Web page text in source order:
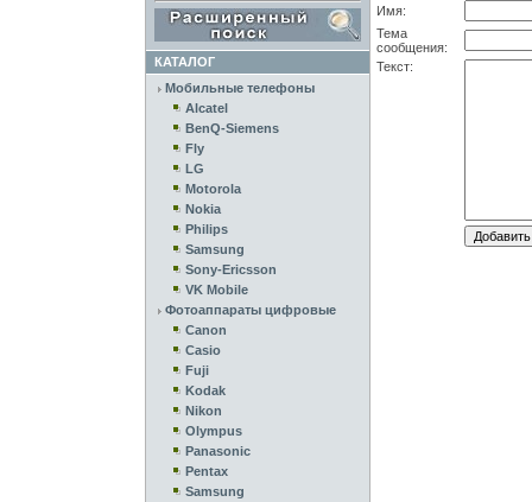
КАТАЛОГ
Мобильные телефоны
Alcatel
BenQ-Siemens
Fly
LG
Motorola
Nokia
Philips
Samsung
Sony-Ericsson
VK Mobile
Фотоаппараты цифровые
Canon
Casio
Fuji
Kodak
Nikon
Olympus
Panasonic
Pentax
Samsung
Имя:
Тема
сообщения:
Текст: